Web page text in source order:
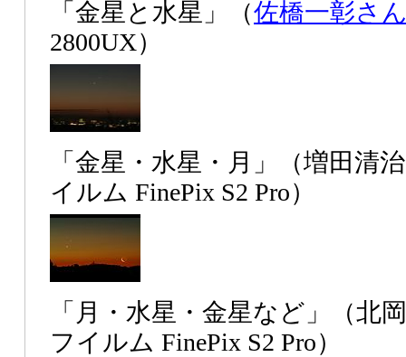
「金星と水星」（佐橋一彰さ
2800UX）
「金星・水星・月」（増田清
イルム FinePix S2 Pro）
「月・水星・金星など」（北
フイルム FinePix S2 Pro）